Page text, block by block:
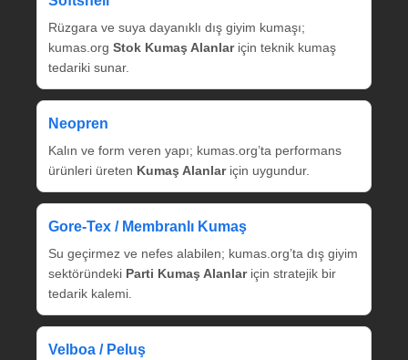
Rüzgara ve suya dayanıklı dış giyim kumaşı;
kumas.org Stok Kumaş Alanlariçin teknik kumaş
tedariki sunar.
Neopren
Kalın ve form veren yapı; kumas.org’ta performans
ürünleri üreten Kumaş Alanlariçin uygundur.
Gore‑Tex / Membranlı Kumaş
Su geçirmez ve nefes alabilen; kumas.org’ta dış giyim
sektöründeki Parti Kumaş Alanlariçin stratejik bir
tedarik kalemi.
Velboa / Peluş